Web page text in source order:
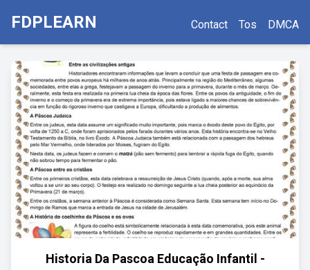
FDPLEARN Contact Tos DMCA
Historia Da Pascoa Educação Infantil -